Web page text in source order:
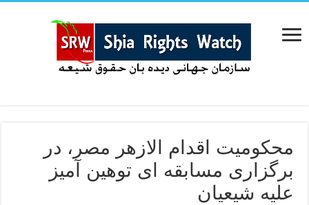
محکومیت اقدام الازهر مصر، در
برگزاری مسابقه ای توهین آمیز
علیه شیعیان